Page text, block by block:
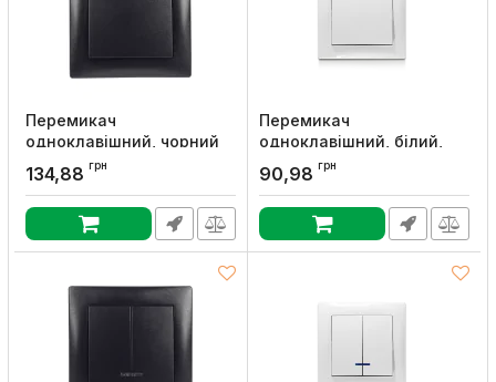
Перемикач
одноклавішний, чорний
металік, Erste
Артикул:
134,88 грн
Перемикач
одноклавішний, білий,
Erste 9202-31,W
Артикул:
90,98 грн